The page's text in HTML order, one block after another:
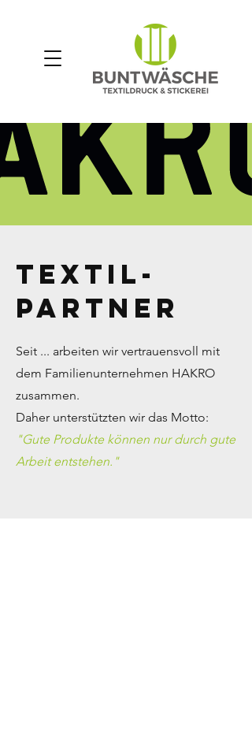
textil-
partner
Seit ... arbeiten wir vertrauensvoll mit
dem Familienunternehmen HAKRO
zusammen.
Daher unterstützten wir das Motto:
"Gute Produkte können nur durch gute
Arbeit entstehen."